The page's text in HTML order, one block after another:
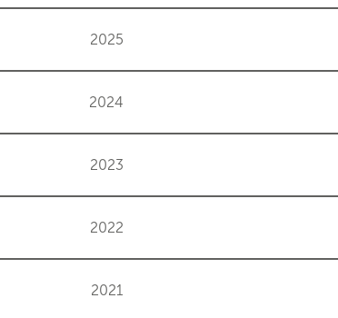
2025
2024
2023
2022
2021